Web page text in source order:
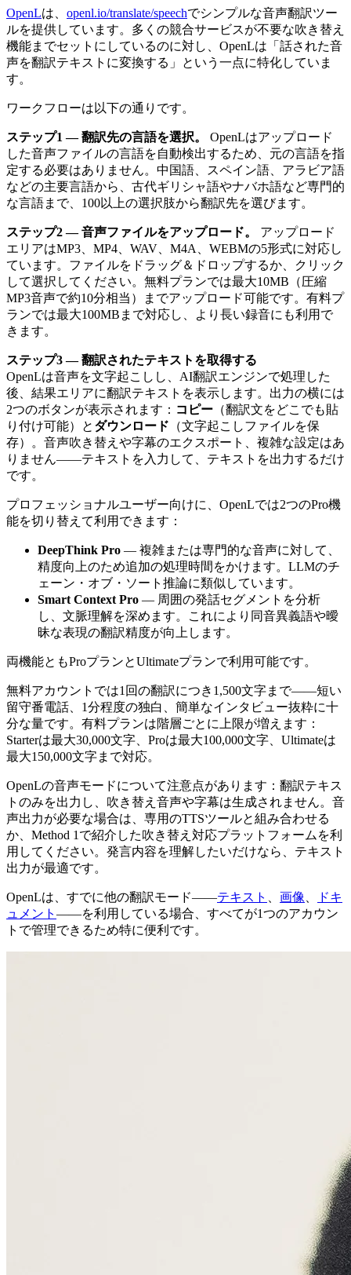
OpenLは、 openl.io/translate/speechでシンプルな音声翻訳ツー
ルを提供しています。多くの競合サービスが不要な吹き替え
機能までセットにしているのに対し、OpenLは「話された音
声を翻訳テキストに変換する」という一点に特化していま
す。
ワークフローは以下の通りです。
ステップ1 — 翻訳先の言語を選択。
OpenLはアップロード
した音声ファイルの言語を自動検出するため、元の言語を指
定する必要はありません。中国語、スペイン語、アラビア語
などの主要言語から、古代ギリシャ語やナバホ語など専門的
な言語まで、100以上の選択肢から翻訳先を選びます。
ステップ2 — 音声ファイルをアップロード。
アップロード
エリアはMP3、MP4、WAV、M4A、WEBMの5形式に対応し
ています。ファイルをドラッグ＆ドロップするか、クリック
して選択してください。無料プランでは最大10MB（圧縮
MP3音声で約10分相当）までアップロード可能です。有料プ
ランでは最大100MBまで対応し、より長い録音にも利用で
きます。
ステップ3 — 翻訳されたテキストを取得する
OpenLは音声を文字起こしし、AI翻訳エンジンで処理した
後、結果エリアに翻訳テキストを表示します。出力の横には
2つのボタンが表示されます： コピー （翻訳文をどこでも貼
り付け可能）と ダウンロード （文字起こしファイルを保
存）。音声吹き替えや字幕のエクスポート、複雑な設定はあ
りません——テキストを入力して、テキストを出力するだけ
です。
プロフェッショナルユーザー向けに、OpenLでは2つのPro機
能を切り替えて利用できます：
DeepThink Pro — 複雑または専門的な音声に対して、
精度向上のため追加の処理時間をかけます。LLMのチ
ェーン・オブ・ソート推論に類似しています。
Smart Context Pro — 周囲の発話セグメントを分析
し、文脈理解を深めます。これにより同音異義語や曖
昧な表現の翻訳精度が向上します。
両機能ともProプランとUltimateプランで利用可能です。
無料アカウントでは1回の翻訳につき1,500文字まで——短い
留守番電話、1分程度の独白、簡単なインタビュー抜粋に十
分な量です。有料プランは階層ごとに上限が増えます：
Starterは最大30,000文字、Proは最大100,000文字、Ultimateは
最大150,000文字まで対応。
OpenLの音声モードについて注意点があります：翻訳テキス
トのみを出力し、吹き替え音声や字幕は生成されません。音
声出力が必要な場合は、専用のTTSツールと組み合わせる
か、Method 1で紹介した吹き替え対応プラットフォームを利
用してください。発言内容を理解したいだけなら、テキスト
出力が最適です。
OpenLは、すでに他の翻訳モード——テキスト 画像
ドキ
ュメント ——を利用している場合、すべてが1つのアカウン
トで管理できるため特に便利です。